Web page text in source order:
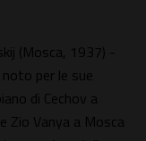
(Mosca, 1937) -
per le sue
di Cechov a
Zio Vanya a Mosca